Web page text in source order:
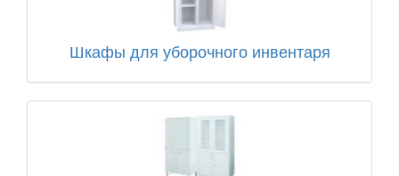
Шкафы для уборочного инвентаря